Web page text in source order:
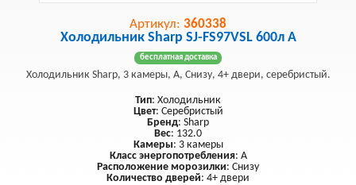
Артикул: 360338
Холодильник Sharp SJ-FS97VSL 600л A
бесплатная доставка
Холодильник Sharp, 3 камеры, A, Снизу, 4+ двери, серебристый.
Тип: Холодильник
Цвет: Серебристый
Бренд: Sharp
Вес: 132.0
Камеры: 3 камеры
Класс энергопотребления: A
Расположение морозилки: Снизу
Количество дверей: 4+ двери